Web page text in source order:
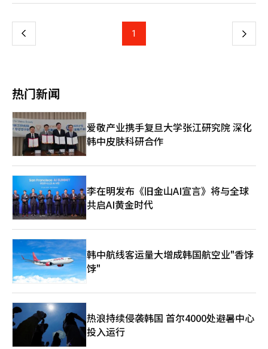
为活动增添热情。 活动旨在让更多人以多种方式体验阿伊利特的
在此留下美好回忆。 除了演出外，所有活动项目无需报名，任何
和The Deep参与作词，与阿伊利特产生了良好的协同效应。 ※ 本
报道经人工智能（AI）系统翻译与编辑。
上 1 下
热门新闻
爱敬产业携手复旦大学张江研究院 深化
韩中皮肤科研合作
李在明发布《旧金山AI宣言》将与全球
共启AI黄金时代
韩中航线客运量大增成韩国航空业"香饽
饽"
热浪持续侵袭韩国 首尔4000处避暑中心
投入运行